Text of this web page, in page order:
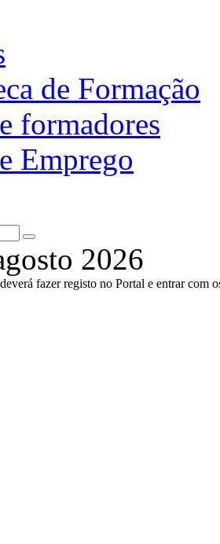
de Formação
formadores
Emprego
2026
fazer registo no Portal e entrar com